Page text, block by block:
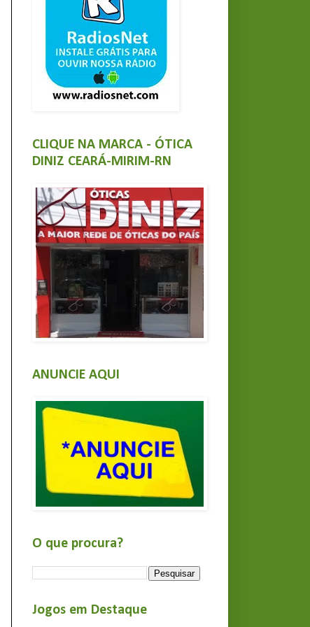
CLIQUE NA MARCA - ÓTICA
DINIZ CEARÁ-MIRIM-RN
ANUNCIE AQUI
O que procura?
Jogos em Destaque